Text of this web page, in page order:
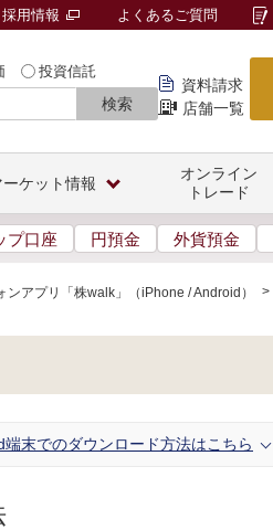
投資信託
検索
資料請求
店舗一覧
採用情報 よくあるご質問
ーケット情報
オンライン
トレード
プ口座 円預金 外貨預金
ンアプリ「株walk」（iPhone / Android）
端末でのダウンロード方法はこちら